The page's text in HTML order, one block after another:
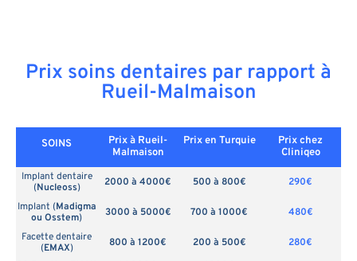
Prix soins dentaires par rapport à
Rueil-Malmaison
SOINS
Prix à Rueil-
Malmaison
Prix en Turquie
Prix chez
Cliniqeo
Implant dentaire
(Nucleoss) 2000 à 4000€ 500 à 800€
290€
Implant (Madigma
ou Osstem) 3000 à 5000€ 700 à 1000€
480€
Facette dentaire
(EMAX) 800 à 1200€ 200 à 500€
280€